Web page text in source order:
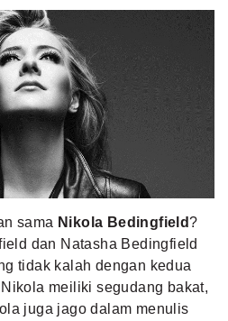
sama Nikola Bedingfield?
dan Natasha Bedingfield
tidak kalah dengan kedua
meiliki segudang bakat,
juga jago dalam menulis